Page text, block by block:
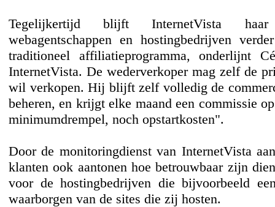
Tegelijkertijd blijft InternetVista haar
webagentschappen en hostingbedrijven
traditioneel affiliatieprogramma, onderlijnt
InternetVista. De wederverkoper mag zelf de
wil verkopen. Hij blijft zelf volledig de
beheren, en krijgt elke maand een commissie
minimumdrempel, noch opstartkosten".
Door de monitoringdienst van InternetVista
klanten ook aantonen hoe betrouwbaar zijn
voor de hostingbedrijven die bijvoorbeeld
waarborgen van de sites die zij hosten.